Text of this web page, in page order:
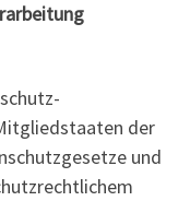
der
und